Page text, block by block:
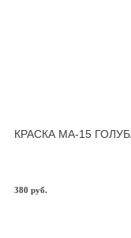
КРАСКА МА-15
380 руб.